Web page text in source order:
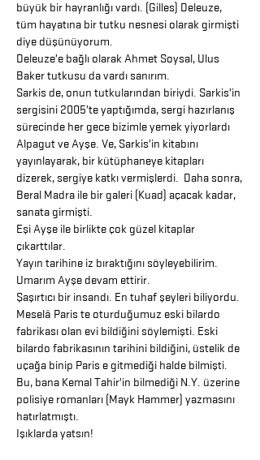
büyük bir hayranlığı vardı. (Gilles) Deleuze,
tüm hayatına bir tutku nesnesi olarak girmişti
diye düşünüyorum.
Deleuze’e bağlı olarak Ahmet Soysal, Ulus
Baker tutkusu da vardı sanırım.
Sarkis de, onun tutkularından biriydi. Sarkis’in
sergisini 2005’te yaptığımda, sergi hazırlanış
sürecinde her gece bizimle yemek yiyorlardı
Alpagut ve Ayşe. Ve, Sarkis’in kitabını
yayınlayarak, bir kütüphaneye kitapları
dizerek, sergiye katkı vermişlerdi. Daha sonra,
Beral Madra ile bir galeri (Kuad) açacak kadar,
sanata girmişti.
Eşi Ayşe ile birlikte çok güzel kitaplar
çıkarttılar.
Yayın tarihine iz bıraktığını söyleyebilirim.
Umarım Ayşe devam ettirir.
Şaşırtıcı bir insandı. En tuhaf şeyleri biliyordu.
Meselâ Paris te oturduğumuz eski bilardo
fabrikası olan evi bildiğini söylemişti. Eski
bilardo fabrikasının tarihini bildiğini, üstelik de
uçağa binip Paris e gitmediği halde bilmişti.
Bu, bana Kemal Tahir’in bilmediği N.Y. üzerine
polisiye romanları (Mayk Hammer) yazmasını
hatırlatmıştı.
Işıklarda yatsın!